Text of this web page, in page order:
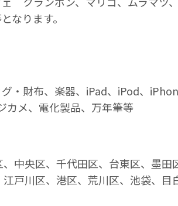
なります。
財布、楽器、iPad、iPod、
カメ、電化製品、万年筆等
中央区、千代田区、台東区、墨田
戸川区、港区、荒川区、池袋、目